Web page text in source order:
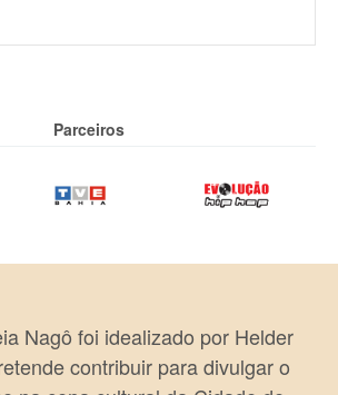
Parceiros
Nagô foi idealizado por Helder
contribuir para divulgar o